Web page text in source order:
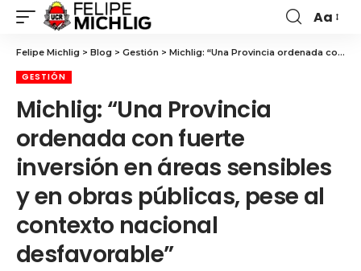
Aa
Felipe Michlig > Blog > Gestión > Michlig: “Una Provincia ordenada con fuerte inversión en áreas sensibles y en obras públicas, pese al contexto nacional desfavorable”
GESTIÓN
Michlig: “Una Provincia
ordenada con fuerte
inversión en áreas sensibles
y en obras públicas, pese al
contexto nacional
desfavorable”